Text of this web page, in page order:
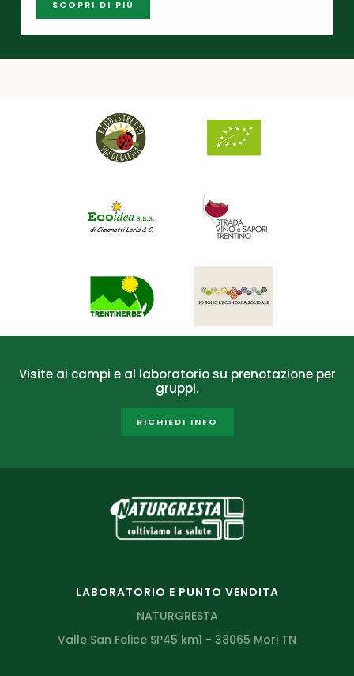
SCOPRI DI PIÙ
Visite ai campi e al laboratorio su prenotazione per
gruppi.
RICHIEDI INFO
LABORATORIO E PUNTO VENDITA
NATURGRESTA
Valle San Felice SP45 km1 - 38065 Mori TN